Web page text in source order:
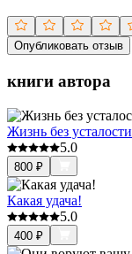
Опубликовать отзыв
книги автора
Жизнь без усталости
5.0
800 ₽
Какая удача!
5.0
400 ₽